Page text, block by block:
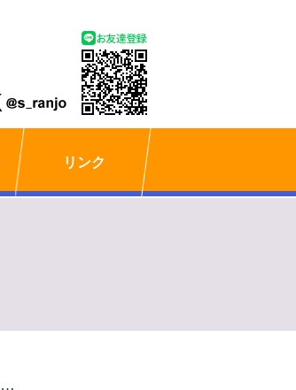
リンク
福岡市の観光コンベンションビューローを、視察させて頂きました